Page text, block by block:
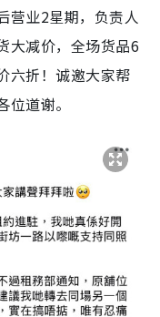
业2星期，负责人
大减价，全场货品6
六折！诚邀大家帮
道谢。